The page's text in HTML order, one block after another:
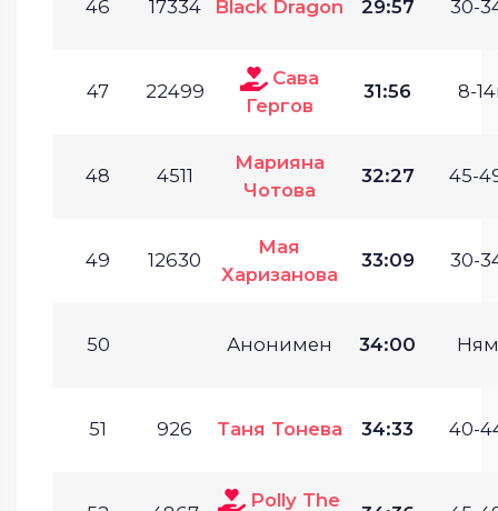
46 17334 Black Dragon 29:57 30-
47 22499
Сава
Гергов
31:56 8-
48 4511
Марияна
Чотова
32:27 45-
49 12630
Мая
Харизанова
33:09 30-
50 Анонимен 34:00
51 926 Таня Тонева 34:33 40-
Polly The